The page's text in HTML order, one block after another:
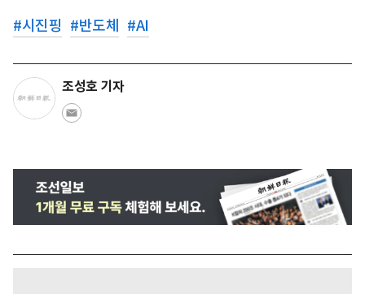
#시진핑 #반도체 #AI
조성호 기자